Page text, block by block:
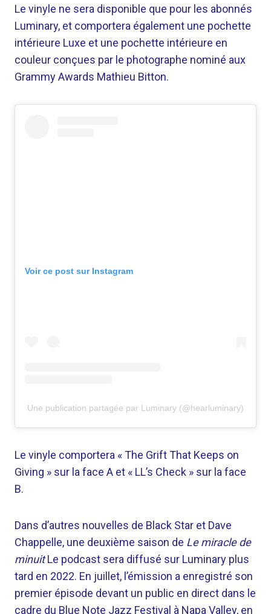
Le vinyle ne sera disponible que pour les abonnés
Luminary, et comportera également une pochette
intérieure Luxe et une pochette intérieure en
couleur conçues par le photographe nominé aux
Grammy Awards Mathieu Bitton.
Voir ce post sur Instagram
Une publication partagée par Luminary (@hearluminary)
Le vinyle comportera « The Grift That Keeps on
Giving » sur la face A et « LL’s Check » sur la face
B.
Dans d’autres nouvelles de Black Star et Dave
Chappelle, une deuxième saison de Le miracle de
minuitLe podcast sera diffusé sur Luminary plus
tard en 2022. En juillet, l’émission a enregistré son
premier épisode devant un public en direct dans le
cadre du Blue Note Jazz Festival à Napa Valley, en